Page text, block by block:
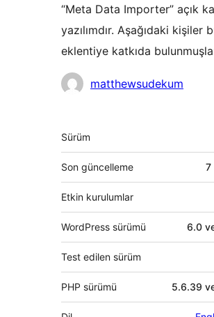
“Meta Data Importer” açık
yazılımdır. Aşağıdaki kişiler
eklentiye katkıda
Katkıdamatthewsudekum
Meta
Sürüm
Son güncelleme 7
Etkin kurulumlar
WordPress sürümü 6.0
Test edilen sürüm
PHP sürümü 5.6.39